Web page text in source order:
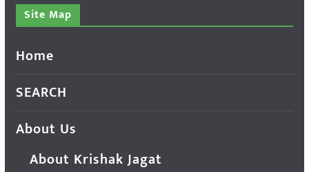
Site Map
Home
SEARCH
About Us
About Krishak Jagat